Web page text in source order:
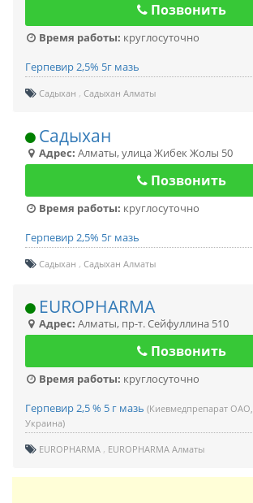
Позвонить
Время работы: круглосуточно
Герпевир 2,5% 5г мазь
Садыхан Садыхан Алматы
Садыхан
Адрес: Алматы,улица Жибек Жолы 50
Позвонить
Время работы: круглосуточно
Герпевир 2,5% 5г мазь
Садыхан Садыхан Алматы
EUROPHARMA
Адрес: Алматы, пр-т. Сейфуллина 510
Позвонить
Время работы: круглосуточно
Герпевир 2,5 % 5 г мазь (Киевмедпрепарат ОАО,
Украина)
EUROPHARMA EUROPHARMA Алматы